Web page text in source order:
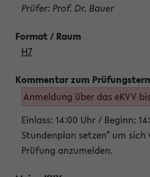
Prüfer: Prof. Dr. Bauer
H7
Anmeldung über das eKVV
Einlass: 14:00 Uhr / Beginn:
Stundenplan setzen" um
Prüfung anzumelden.